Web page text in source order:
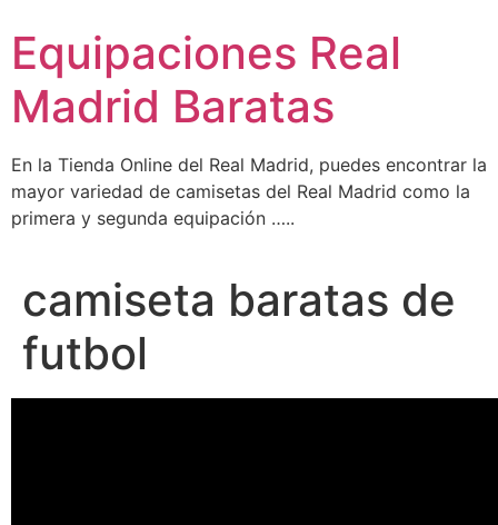
contenido
Equipaciones Real
Madrid Baratas
En la Tienda Online del Real Madrid, puedes encontrar la
mayor variedad de camisetas del Real Madrid como la
primera y segunda equipación …..
camiseta baratas de
futbol